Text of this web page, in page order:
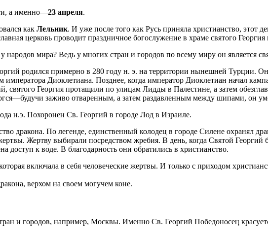
а именно—23 апреля.
как Лельник. И уже после того как Русь приняла христианство, этот
церковь проводит праздничное богослужение в храме святого
народов мира? Ведь у многих стран и городов по всему миру он является
родился примерно в 280 году н. э. на территории нынешней Турции.
Диоклетиана. Позднее, когда император Диоклетиан начал
святого Георгия протащили по улицам Лидды в Палестине, а затем
заживо отваренным, а затем раздавленным между шипами, он
н.э. Похоронен Св. Георгий в городе Лод в Израиле.
дракона. По легенде, единственный колодец в городе Силене охранял
Жертву выбирали посредством жребия. В день, когда Святой Георгий
доступ к воде. В благодарность они обратились в христианство.
включала в себя человеческие жертвы. И только с приходом
верхом на своем могучем коне.
и городов, например, Москвы. Именно Св. Георгий Победоносец